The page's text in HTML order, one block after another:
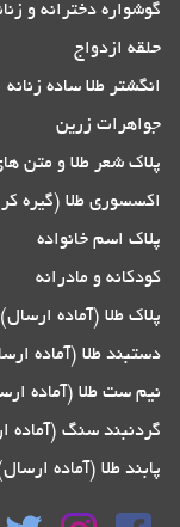
گوشواره دخترانه و
حلقه ازدواج
انگشتر طلا ساده زنانه
جواهرات زرین
پلاک شعر طلا و متن
اکسسوری طلا (گیره
پلاک اسم خانواده
کودکانه و مادرانه
پلاک طلا (آماده ارسال)
دستبند طلا (آماده
نیم ست طلا (آماده
گردنبند سنگ (آماده
پابند طلا (آماده